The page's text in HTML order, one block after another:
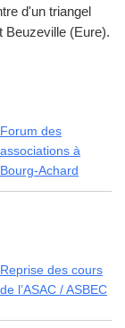
d'un triangel
Beuzeville (Eure).
Forum des
associations à
Bourg-Achard
Reprise des cours
de l’ASAC / ASBEC